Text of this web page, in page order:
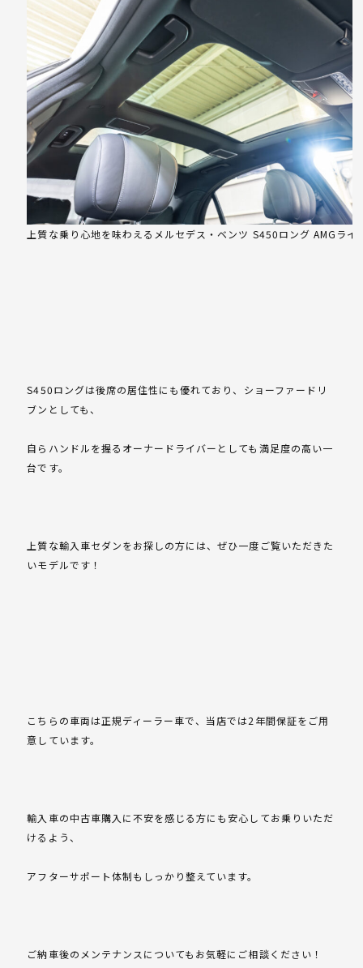
上質な乗り心地を味わえるメルセデス・ベンツ S450ロング AMGライ
S450ロングは後席の居住性にも優れており、ショーファードリ
ブンとしても、
自らハンドルを握るオーナードライバーとしても満足度の高い一
台です。
上質な輸入車セダンをお探しの方には、ぜひ一度ご覧いただきた
いモデルです！
こちらの車両は正規ディーラー車で、当店では2年間保証をご用
意しています。
輸入車の中古車購入に不安を感じる方にも安心してお乗りいただ
けるよう、
アフターサポート体制もしっかり整えています。
ご納車後のメンテナンスについてもお気軽にご相談ください！